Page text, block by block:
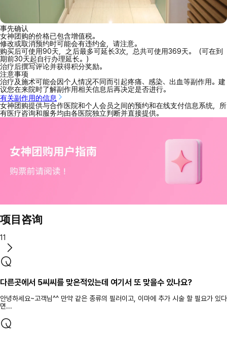
事先确认
女神团购的价格已包含增值税。
修改或取消预约时可能会有违约金，请注意。
购买后可使用90天，之后最多可延长3次，总共可使用369天。（可在到
期前30天起自行办理延长。）
治疗后撰写评论并获得积分奖励。
注意事项
治疗及施术可能会因个人情况不同而引起疼痛、感染、出血等副作用。建
议您在来院时了解副作用相关信息后再决定是否进行。
有关副作用的信息
女神团购提供与合作医院和个人会员之间的预约和在线支付信息系统，所
有医疗咨询和服务均由各医院独立判断并直接提供。
项目咨询
11
다른곳에서 5씨씨를 맞은적있는데 여기서 또 맞을수 있나요?
안녕하세요~고객님^^ 만약 같은 종류의 필러이고, 이마에 추가 시술 할 필요가 있다
면...